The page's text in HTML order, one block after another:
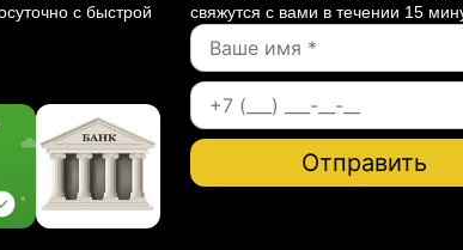
с быстрой
свяжутся с вами в течении 15